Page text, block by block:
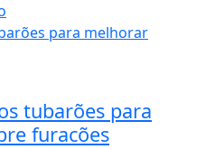
tubarões para
furacões